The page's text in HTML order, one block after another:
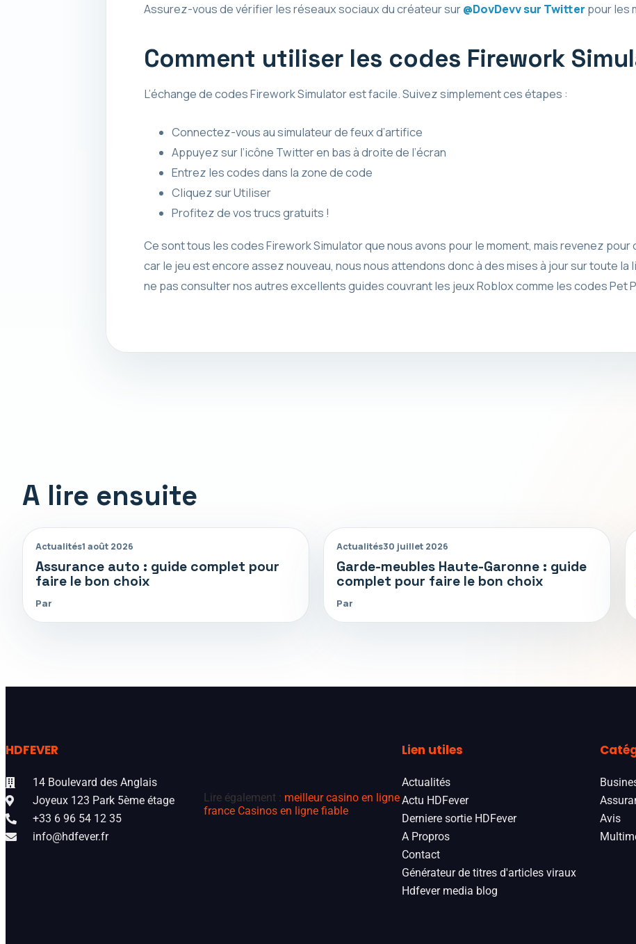
Assurez-vous de vérifier les réseaux sociaux du créateur sur@DovDevv sur Twitter pour les
Comment utiliser les codes Firework
L’échange de codes Firework Simulator est facile. Suivez simplement ces étapes :
Connectez-vous au simulateur de feux d’artifice
Appuyez sur l’icône Twitter en bas à droite de l’écran
Entrez les codes dans la zone de code
Cliquez sur Utiliser
Profitez de vos trucs gratuits !
Ce sont tous les codes Firework Simulator que nous avons pour le moment, mais revenez
car le jeu est encore assez nouveau, nous nous attendons donc à des mises à jour sur toute la
ne pas consulter nos autres excellents guides couvrant les jeux Roblox comme les codes Pet
A lire ensuite
Actualités1 août 2026
Assurance auto : guide complet pour
faire le bon choix
Par
Actualités30 juillet 2026
Garde-meubles Haute-Garonne : guide
complet pour faire le bon choix
Par
HDFEVER
14 Boulevard des Anglais
Joyeux 123 Park 5ème étage
+33 6 96 54 12 35
info@hdfever.fr
Lire également : meilleur casino en ligne
france Casinos en ligne fiable
Lien utiles
Actualités
Actu HDFever
Derniere sortie HDFever
A Propros
Contact
Générateur de titres d'articles viraux
Hdfever media blog
Avis